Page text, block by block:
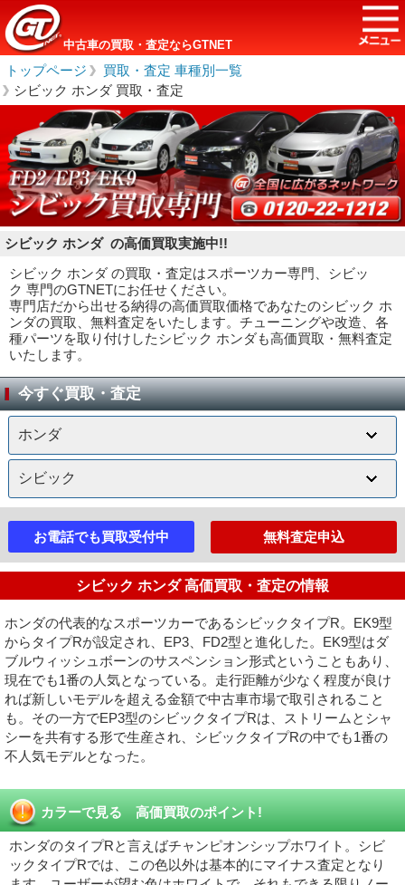
中古車の買取・査定ならGTNET
トップページ ＞
買取・査定 車種別一覧
＞
シビック ホンダ 買取・査定
シビック ホンダ の高価買取実施中!!
シビック ホンダ の買取・査定はスポーツカー専門、シビッ
ク 専門のGTNETにお任せください。
専門店だから出せる納得の高価買取価格であなたのシビック ホ
ンダの買取、無料査定をいたします。チューニングや改造、各
種パーツを取り付けしたシビック ホンダも高価買取・無料査定
いたします。
今すぐ買取・査定
お電話でも買取受付中 無料査定申込
シビック ホンダ 高価買取・査定の情報
ホンダの代表的なスポーツカーであるシビックタイプR。EK9型
からタイプRが設定され、EP3、FD2型と進化した。EK9型はダ
ブルウィッシュボーンのサスペンション形式ということもあり、
現在でも1番の人気となっている。走行距離が少なく程度が良け
れば新しいモデルを超える金額で中古車市場で取引されること
も。その一方でEP3型のシビックタイプRは、ストリームとシャ
シーを共有する形で生産され、シビックタイプRの中でも1番の
不人気モデルとなった。
カラーで見る 高価買取のポイント!
ホンダのタイプRと言えばチャンピオンシップホワイト。シビ
ックタイプRでは、この色以外は基本的にマイナス査定となり